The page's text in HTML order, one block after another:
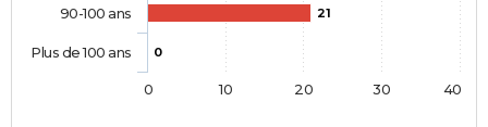
21
0
90-100 ans
Plus de 100 ans
0 10 20 30 40